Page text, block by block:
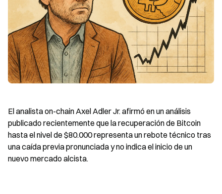
El analista on-chain Axel Adler Jr. afirmó en un análisis
publicado recientemente que la recuperación de Bitcoin
hasta el nivel de $80.000 representa un rebote técnico tras
una caída previa pronunciada y no indica el inicio de un
nuevo mercado alcista.